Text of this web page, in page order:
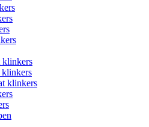
klinkers
klinkers